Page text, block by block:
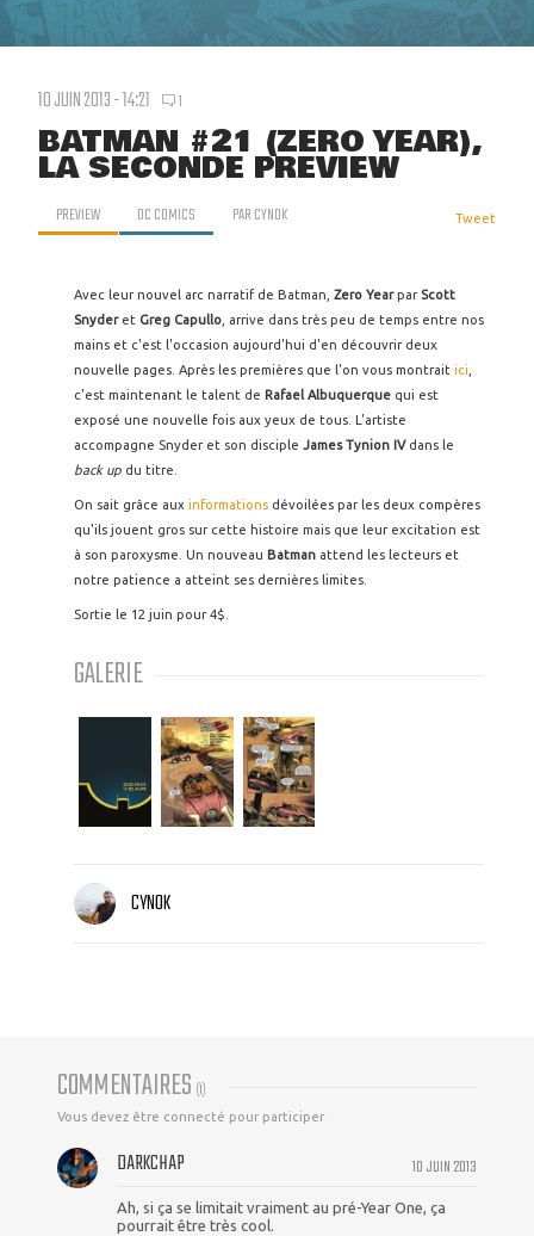
10 JUIN 2013 - 14:21 1
BATMAN #21 (ZERO YEAR),
LA SECONDE PREVIEW
PREVIEW DC COMICS PARCYNOK Tweet
Avec leur nouvel arc narratif de Batman, Zero Yearpar Scott
Snyderet Greg Capullo , arrive dans très peu de temps entre nos
mains et c'est l'occasion aujourd'hui d'en découvrir deux
nouvelle pages. Après les premières que l'on vous montrait ici
c'est maintenant le talent de Rafael Albuquerque qui est
exposé une nouvelle fois aux yeux de tous. L'artiste
accompagne Snyder et son disciple James Tynion IVdans le
back up du titre.
On sait grâce aux informations dévoilées par les deux compères
qu'ils jouent gros sur cette histoire mais que leur excitation est
à son paroxysme. Un nouveau Batman attend les lecteurs et
notre patience a atteint ses dernières limites.
Sortie le 12 juin pour 4$.
GALERIE
CYNOK
COMMENTAIRES (1)
Vous devez être connecté pour participer
10 JUIN 2013
DARKCHAP
Ah, si ça se limitait vraiment au pré-Year One, ça
pourrait être très cool.